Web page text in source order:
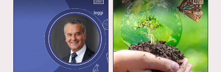
leggi leggi